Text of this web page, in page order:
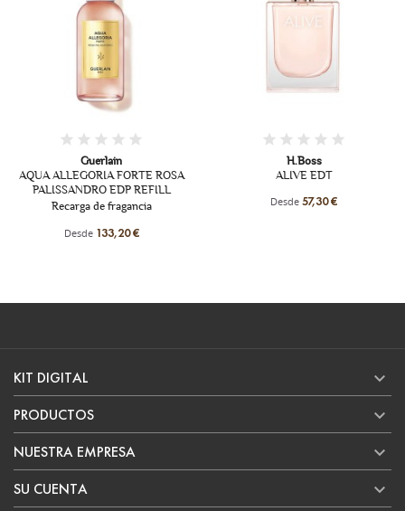
H.Boss
ALIVE EDT
Desde57,30 €
G.Armani
SÌ PARFUM
KIT DIGITAL 
PRODUCTOS 
NUESTRA EMPRESA 
SU CUENTA 